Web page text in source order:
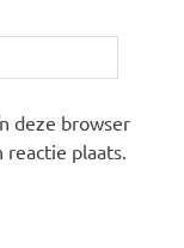
deze browser
plaats.